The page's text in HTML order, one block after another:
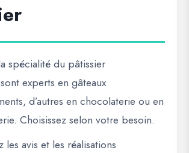
spécialité du pâtissier
experts en gâteaux
d’autres en chocolaterie ou en
Choisissez selon votre besoin.
les avis et les réalisations